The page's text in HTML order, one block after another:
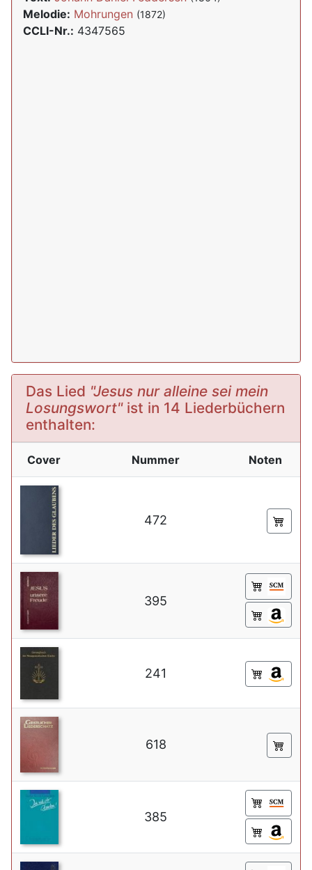
Melodie: Mohrungen (1872)
CCLI-Nr.: 4347565
Das Lied "Jesus nur alleine sei mein
Losungswort"ist in 14 Liederbüchern
enthalten:
Cover Nummer Noten
472
395
241
618
385